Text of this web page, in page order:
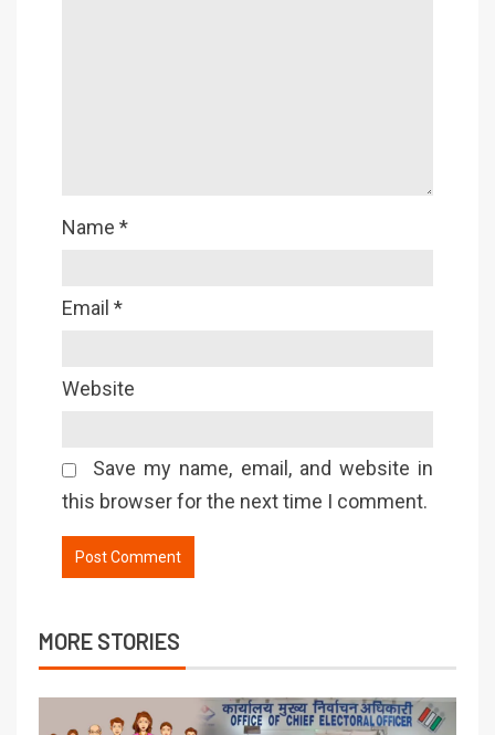
Name *
Email *
Website
Save my name, email, and website in
this browser for the next time I comment.
MORE STORIES